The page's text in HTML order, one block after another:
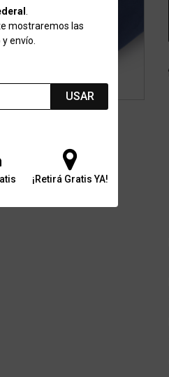
mostraremos las
envío.
USAR
¡Retirá Gratis YA!